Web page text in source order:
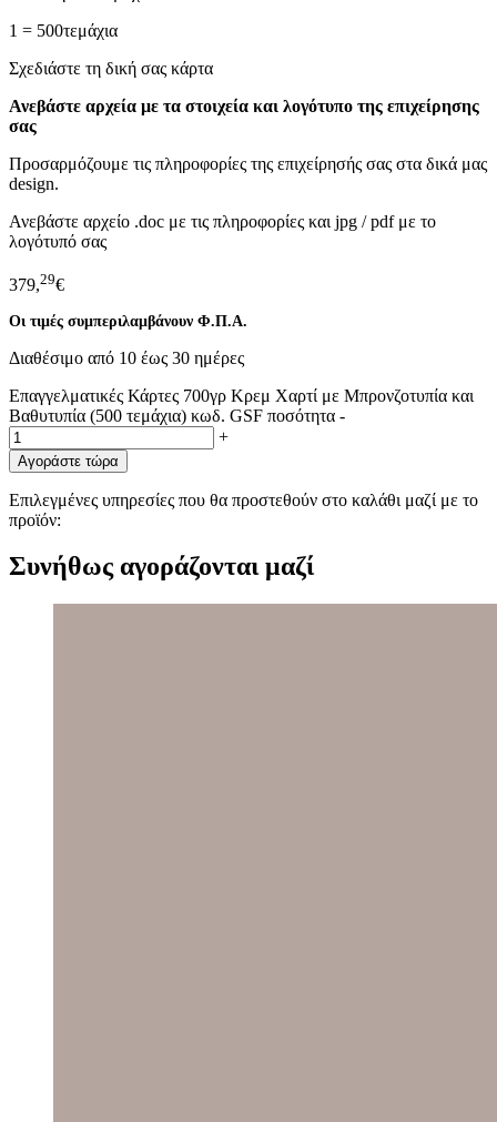
1 = 500τεμάχια
Σχεδιάστε τη δική σας κάρτα
Ανεβάστε αρχεία με τα στοιχεία και λογότυπο της επιχείρησης
σας
Προσαρμόζουμε τις πληροφορίες της επιχείρησής σας στα δικά μας
design.
Ανεβάστε αρχείο .doc με τις πληροφορίες και jpg / pdf με το
λογότυπό σας
379,29€
Οι τιμές συμπεριλαμβάνουν Φ.Π.Α.
Διαθέσιμο από 10 έως 30 ημέρες
Επαγγελματικές Κάρτες 700γρ Κρεμ Χαρτί με Μπρονζοτυπία και
Βαθυτυπία (500 τεμάχια) κωδ. GSF ποσότητα -
+
Αγοράστε τώρα
Επιλεγμένες υπηρεσίες που θα προστεθούν στο καλάθι μαζί με το
προϊόν:
Συνήθως αγοράζονται μαζί